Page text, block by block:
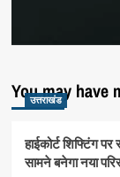
You may have
उत्तराखंड
हाईकोर्ट शिफ्टिंग
सामने बनेगा नया